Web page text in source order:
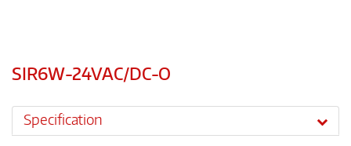
SIR6W-24VAC/DC-O
Specification